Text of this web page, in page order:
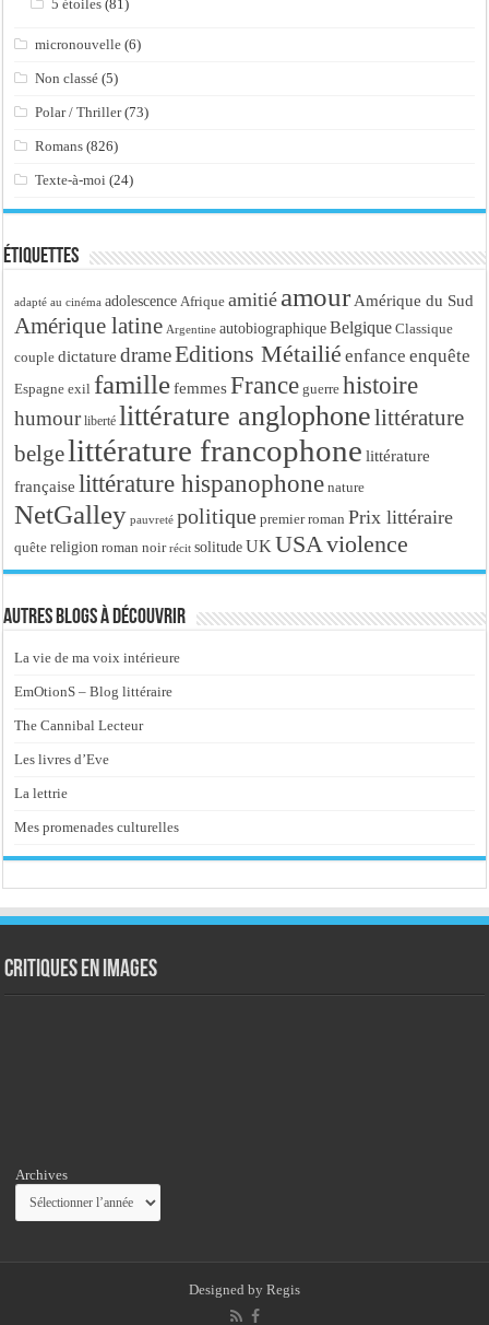
5 étoiles (81)
micronouvelle (6)
Non classé (5)
Polar / Thriller(73)
Romans (826)
Texte-à-moi (24)
Étiquettes
adapté au cinéma adolescence Afrique amitié amour Amérique du Sud
Amérique latine Argentine autobiographique Belgique Classique
couple dictature drameEditions Métailié enfance enquête
Espagne exil famille femmes France guerre histoire
humour liberté littérature anglophonelittérature
belgelittérature francophone littérature
française littérature hispanophone nature
NetGalley pauvreté politique premier roman Prix littéraire
quête religion roman noir récit solitude UK USA violence
Autres blogs à découvrir
La vie de ma voix intérieure
EmOtionS – Blog littéraire
The Cannibal Lecteur
Les livres d’Eve
La lettrie
Mes promenades culturelles
Critiques en images
Archives
Designed by Regis